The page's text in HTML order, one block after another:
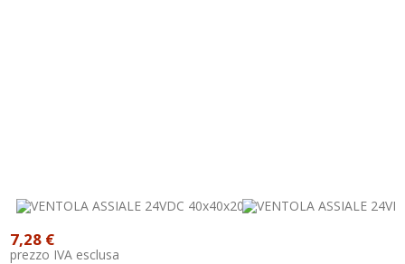
7,28 €
prezzo IVA esclusa